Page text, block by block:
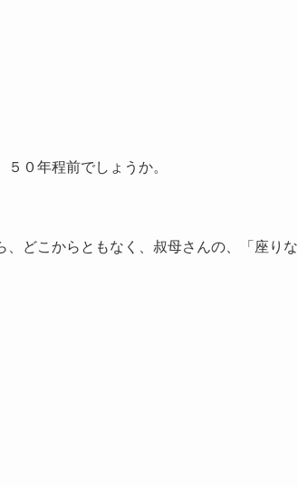
０年程前でしょうか。
どこからともなく、叔母さんの、「座りな